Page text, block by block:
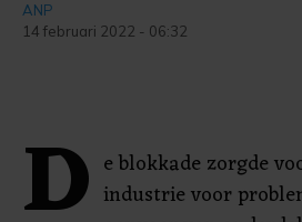
ANP
14 februari 2022 - 06:32
D e blokkade zorgde
industrie voor